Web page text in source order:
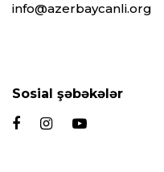
info@azerbaycanli.org
Sosial şəbəkələr